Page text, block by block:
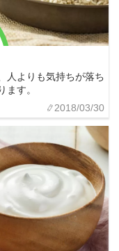
人よりも気持ちが落ち
ます。
2018/03/30